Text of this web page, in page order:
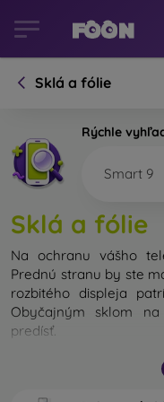
Sklá a fólie
Rýchle
Smart 9
Sklá a fólie
Na ochranu vášho
Prednú stranu by ste
rozbitého displeja
Obyčajným sklom
predísť.
Nerozbitné sklo na
ostane váš displej